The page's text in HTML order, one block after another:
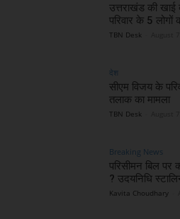
उत्तराखंड की खाई
परिवार के 5 लोगों
TBN Desk
देश
सीएम विजय के
तलाक का मामला
TBN Desk
Breaking News
परिसीमन बिल
? उदयनिधि
Kavita Choudhary